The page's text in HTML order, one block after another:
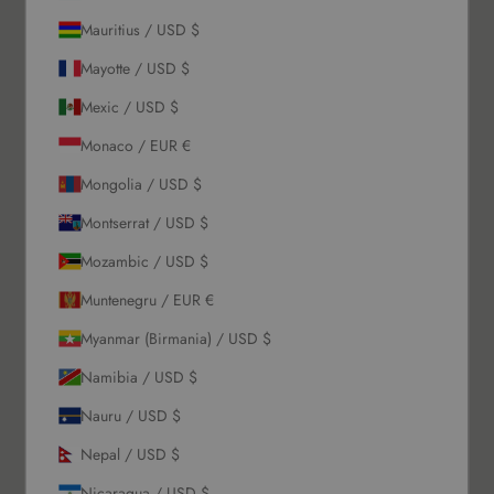
Solicitări En-Gros
Permiteți să vă ajutăm
Retururi & Rambursări
Schimb & Credit în magazin
Politică de Confidențialitate
Mauritius / USD $
Mayotte / USD $
Mexic / USD $
Monaco / EUR €
Mongolia / USD $
Montserrat / USD $
Mozambic / USD $
Muntenegru / EUR €
Myanmar (Birmania) / USD $
Namibia / USD $
Nauru / USD $
Nepal / USD $